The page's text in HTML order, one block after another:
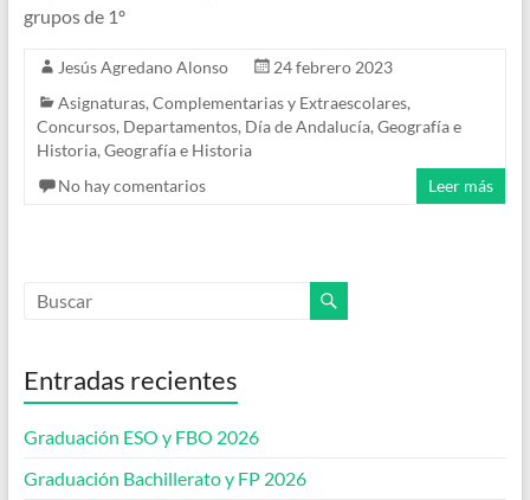
grupos de 1º
Jesús Agredano Alonso
24 febrero 2023
Asignaturas, Complementarias y Extraescolares,
Concursos, Departamentos, Día de Andalucía, Geografía e
Historia, Geografía e Historia
No hay comentarios
Leer más
Entradas recientes
Graduación ESO y FBO 2026
Graduación Bachillerato y FP 2026